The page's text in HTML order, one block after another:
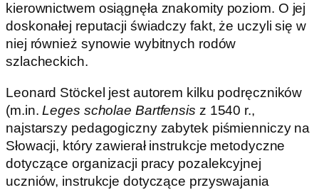
kierownictwem osiągnęła znakomity poziom. O jej
doskonałej reputacji świadczy fakt, że uczyli się w
niej również synowie wybitnych rodów
szlacheckich.
Leonard Stöckel jest autorem kilku podręczników
(m.in.Leges scholae Bartfensis z 1540 r.,
najstarszy pedagogiczny zabytek piśmienniczy na
Słowacji, który zawierał instrukcje metodyczne
dotyczące organizacji pracy pozalekcyjnej
uczniów, instrukcje dotyczące przyswajania